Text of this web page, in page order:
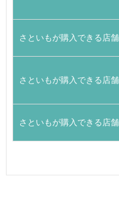
さといもが購入できる店舗
さといもが購入できる店舗
さといもが購入できる店舗